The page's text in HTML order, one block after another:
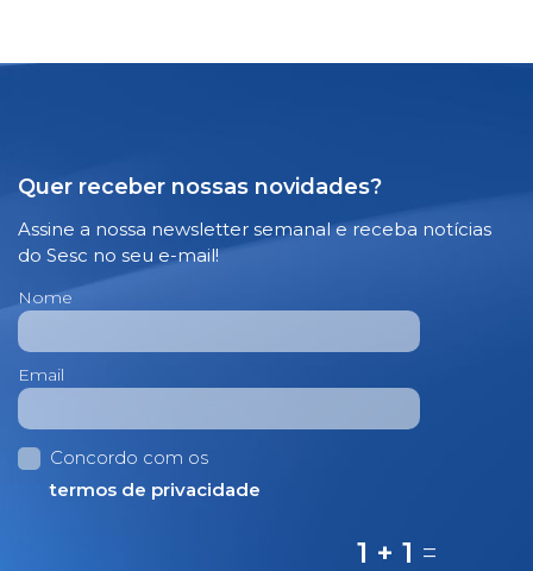
Quer receber nossas novidades?
Assine a nossa newsletter semanal e receba notícias
do Sesc no seu e-mail!
Nome
Email
Concordo com os
termos de privacidade
1 + 1 =